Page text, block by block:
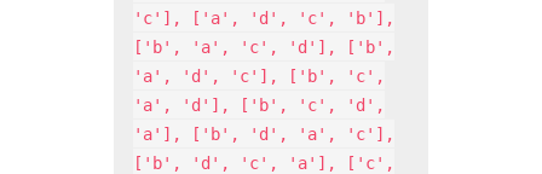
'c'], ['a', 'd', 'c', 'b'],
['b', 'a', 'c', 'd'], ['b',
'a', 'd', 'c'], ['b', 'c',
'a', 'd'], ['b', 'c', 'd',
'a'], ['b', 'd', 'a', 'c'],
['b', 'd', 'c', 'a'], ['c',